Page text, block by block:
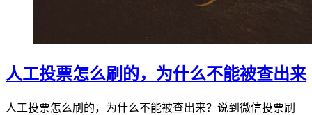
人工投票怎么刷的，为什么不能被查出来
人工投票怎么刷的，为什么不能被查出来？说到微信投票刷